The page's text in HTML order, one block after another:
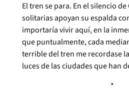
El tren se para. En el silencio
solitarias apoyan su espalda
importaría vivir aquí, en la
que puntualmente, cada
terrible del tren me recordase
luces de las ciudades que han
*